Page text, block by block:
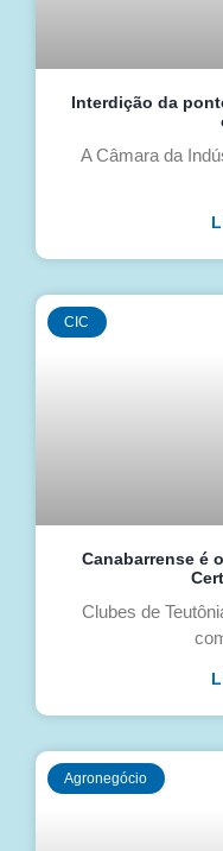
Interdição da
A Câmara da
CIC
Canabarrense é
Clubes de
Agronegócio